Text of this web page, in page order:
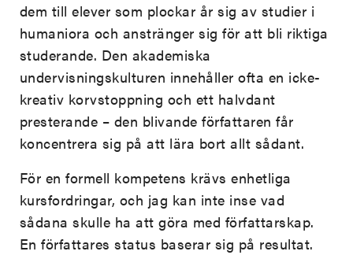
dem till elever som plockar år sig av studier i
humaniora och anstränger sig för att bli riktiga
studerande. Den akademiska
undervisningskulturen innehåller ofta en icke-
kreativ korvstoppning och ett halvdant
presterande – den blivande författaren får
koncentrera sig på att lära bort allt sådant.
För en formell kompetens krävs enhetliga
kursfordringar, och jag kan inte inse vad
sådana skulle ha att göra med författarskap.
En författares status baserar sig på resultat.